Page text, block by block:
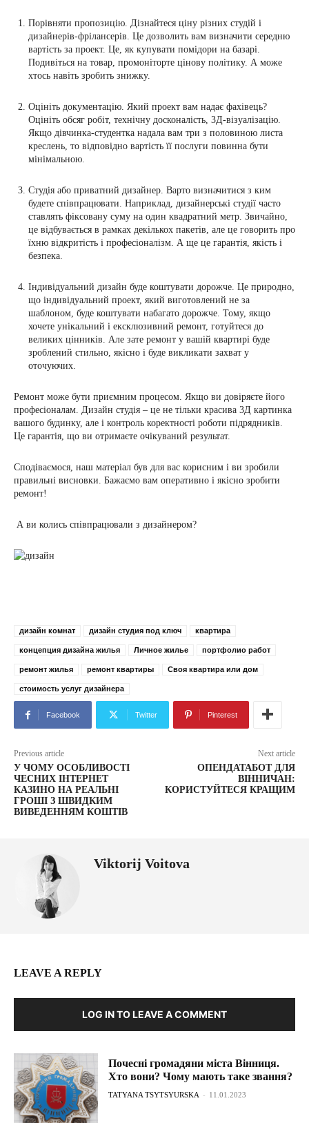
Порівняти пропозицію. Дізнайтеся ціну різних студій і
дизайнерів-фрілансерів. Це дозволить вам визначити середню
вартість за проект. Це, як купувати помідори на базарі.
Подивіться на товар, промоніторте цінову політику. А може
хтось навіть зробить знижку.
Оцініть документацію. Який проект вам надає фахівець?
Оцініть обсяг робіт, технічну досконалість, 3Д-візуалізацію.
Якщо дівчинка-студентка надала вам три з половиною листа
креслень, то відповідно вартість її послуги повинна бути
мінімальною.
Студія або приватний дизайнер. Варто визначитися з ким
будете співпрацювати. Наприклад, дизайнерські студії часто
ставлять фіксовану суму на один квадратний метр. Звичайно,
це відбувається в рамках декількох пакетів, але це говорить про
їхню відкритість і професіоналізм. А ще це гарантія, якість і
безпека.
Індивідуальний дизайн буде коштувати дорожче. Це природно,
що індивідуальний проект, який виготовлений не за
шаблоном, буде коштувати набагато дорожче. Тому, якщо
хочете унікальний і ексклюзивний ремонт, готуйтеся до
великих цінників. Але зате ремонт у вашій квартирі буде
зроблений стильно, якісно і буде викликати захват у
оточуючих.
Ремонт може бути приємним процесом. Якщо ви довіряєте його
професіоналам. Дизайн студія – це не тільки красива 3Д картинка
вашого будинку, але і контроль коректності роботи підрядників.
Це гарантія, що ви отримаєте очікуваний результат.
Сподіваємося, наш матеріал був для вас корисним і ви зробили
правильні висновки. Бажаємо вам оперативно і якісно зробити
ремонт!
А ви колись співпрацювали з дизайнером?
дизайн комнат дизайн студия под ключ квартира
концепция дизайна жилья Личное жилье портфолио работ
ремонт жилья ремонт квартиры Своя квартира или дом
стоимость услуг дизайнера
Facebook Twitter Pinterest
Previous article
У ЧОМУ ОСОБЛИВОСТІ
ЧЕСНИХ ІНТЕРНЕТ
КАЗИНО НА РЕАЛЬНІ
ГРОШІ З ШВИДКИМ
ВИВЕДЕННЯМ КОШТІВ
Next article
ОПЕНДАТАБОТ ДЛЯ
ВІННИЧАН:
КОРИСТУЙТЕСЯ КРАЩИМ
Viktorij Voitova
LEAVE A REPLY
LOG IN TO LEAVE A COMMENT
Почесні громадяни міста Вінниця.
Хто вони? Чому мають таке звання?
TATYANA TSYTSYURSKA - 11.01.2023